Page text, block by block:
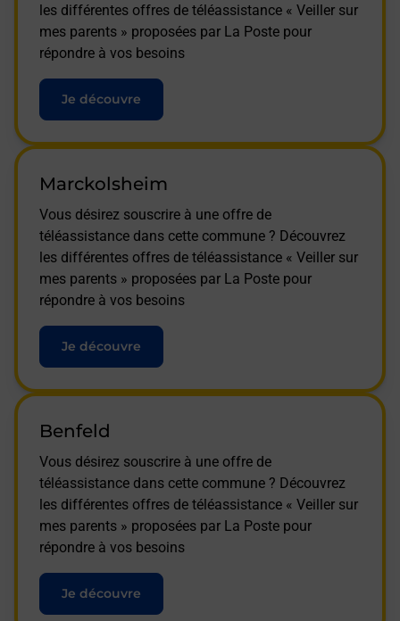
les différentes offres de téléassistance « Veiller sur
mes parents » proposées par La Poste pour
répondre à vos besoins
Je découvre
Marckolsheim
Vous désirez souscrire à une offre de
téléassistance dans cette commune ? Découvrez
les différentes offres de téléassistance « Veiller sur
mes parents » proposées par La Poste pour
répondre à vos besoins
Je découvre
Benfeld
Vous désirez souscrire à une offre de
téléassistance dans cette commune ? Découvrez
les différentes offres de téléassistance « Veiller sur
mes parents » proposées par La Poste pour
répondre à vos besoins
Je découvre